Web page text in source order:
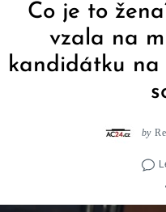
Co je to
vzala na
kandidátku na
by